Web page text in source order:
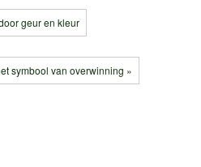
geur en kleur
symbool van overwinning »